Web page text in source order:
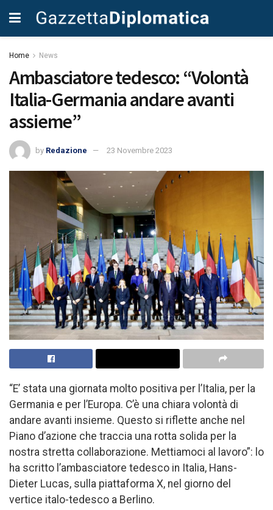
Home News
Ambasciatore tedesco: “Volontà
Italia-Germania andare avanti
assieme”
by Redazione 23 Novembre 2023
“E’ stata una giornata molto positiva per l’Italia, per la
Germania e per l’Europa. C’è una chiara volontà di
andare avanti insieme. Questo si riflette anche nel
Piano d’azione che traccia una rotta solida per la
nostra stretta collaborazione. Mettiamoci al lavoro”: lo
ha scritto l’ambasciatore tedesco in Italia, Hans-
Dieter Lucas, sulla piattaforma X, nel giorno del
vertice italo-tedesco a Berlino.